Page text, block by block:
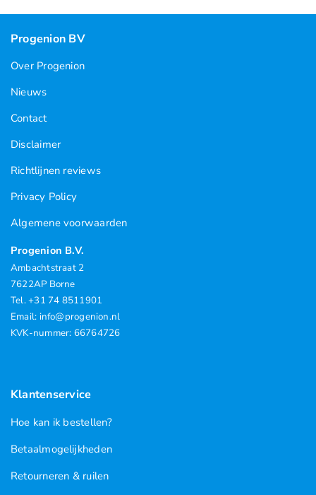
Progenion BV
Over Progenion
Nieuws
Contact
Disclaimer
Richtlijnen reviews
Privacy Policy
Algemene voorwaarden
Progenion B.V.
Ambachtstraat 2
7622AP Borne
Tel. +31 74 8511901
Email: info@progenion.nl
KVK-nummer: 66764726
Klantenservice
Hoe kan ik bestellen?
Betaalmogelijkheden
Retourneren & ruilen